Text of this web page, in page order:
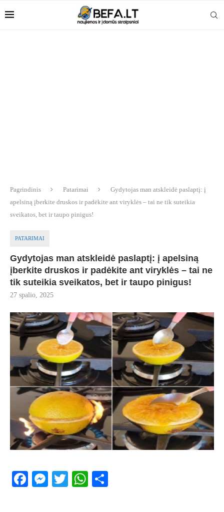
Pagrindinis Patarimai
Gydytojas man atskleidė paslaptį: į
apelsiną įberkite druskos ir padėkite ant viryklės – tai ne tik suteikia
sveikatos, bet ir taupo pinigus!
PATARIMAI
Gydytojas man atskleidė paslaptį: į apelsiną
įberkite druskos ir padėkite ant viryklės – tai ne
tik suteikia sveikatos, bet ir taupo pinigus!
27 spalio, 2025
Facebook
Messenger
TwitterWhatsApp